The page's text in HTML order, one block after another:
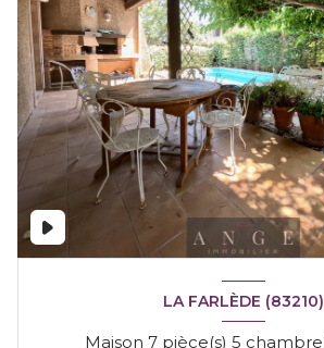
LA FARLÈDE (83210)